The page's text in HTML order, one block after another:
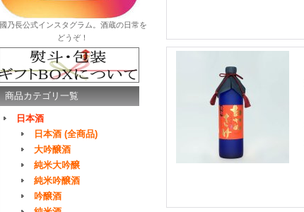
國乃長公式インスタグラム。酒蔵の日常を
どうぞ！
商品カテゴリ一覧
日本酒
日本酒 (全商品)
大吟醸酒
純米大吟醸
純米吟醸酒
吟醸酒